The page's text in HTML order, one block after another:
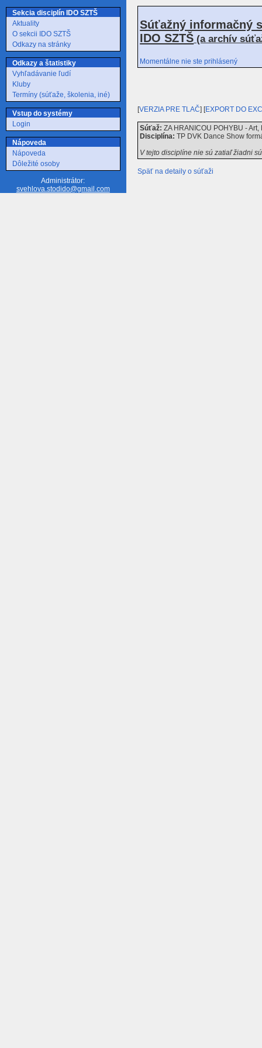
Sekcia disciplín IDO SZTŠ
Aktuality
O sekcii IDO SZTŠ
Odkazy na stránky
Odkazy a štatistiky
Vyhľadávanie ľudí
Kluby
Termíny (súťaže, školenia, iné)
Vstup do systémy
Login
Nápoveda
Nápoveda
Dôležité osoby
Administrátor:
svehlova.stodido@gmail.com
Súťažný informačný
IDO SZTŠ (a archív
Momentálne nie ste prihlásený
[VERZIA PRE TLAČ] [EXPORT DO
Súťaž: ZA HRANICOU POHYBU -
Disciplína: TP DVK Dance Show
V tejto disciplíne nie sú zatiaľ žiadni
Späť na detaily o súťaži